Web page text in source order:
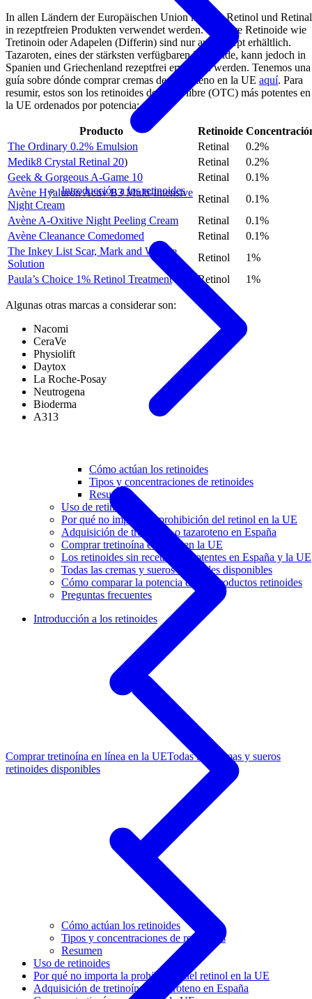
Introducción a los retinoides
Cómo actúan los retinoides
Tipos y concentraciones de retinoides
Resumen
Uso de retinoides
Por qué no importa la prohibición del retinol en la UE
Adquisición de tretinoína o tazaroteno en España
Comprar tretinoína en línea en la UE
Los retinoides sin receta más potentes en España y la UE
Todas las cremas y sueros retinoides disponibles
Cómo comparar la potencia de los productos retinoides
Preguntas frecuentes
Introducción a los retinoides
Cómo actúan los retinoides
Tipos y concentraciones de retinoides
Resumen
Uso de retinoides
Por qué no importa la prohibición del retinol en la UE
Adquisición de tretinoína o tazaroteno en España
In allen Ländern der Europäischen Union können Retinol und Retinal
in rezeptfreien Produkten verwendet werden. Stärkere Retinoide wie
Tretinoin oder Adapelen (Differin) sind nur auf Rezept erhältlich.
Tazaroten, eines der stärksten verfügbaren Retinoide, kann jedoch in
Spanien und Griechenland rezeptfrei erworben werden. Tenemos una
guía sobre dónde comprar cremas de tazaroteno en la UE aquí. Para
resumir, estos son los retinoides de venta libre (OTC) más potentes en
la UE ordenados por potencia:
Producto Retinoide
The Ordinary 0.2% Emulsion
Retinal
0.2%
Medik8 Crystal Retinal 20) Retinal
0.2%
Geek & Gorgeous A-Game 10
Retinal
0.1%
Avène Hyaluron Activ B3 Multi-Intensive
Night Cream
Retinal
0.1%
Avène A-Oxitive Night Peeling Cream
Retinal
0.1%
Avène Cleanance Comedomed
Retinal
0.1%
The Inkey List Scar, Mark and Wrinke
Solution
Retinol
1%
Paula’s Choice 1% Retinol Treatment
Retinol 1%
Algunas otras marcas a considerar son:
Nacomi
CeraVe
Physiolift
Daytox
La Roche-Posay
Neutrogena
Bioderma
A313
Comprar tretinoína en línea en la UETodas las cremas y sueros
retinoides disponibles